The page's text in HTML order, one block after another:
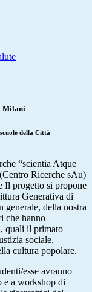
Milani
della Città
“scientia Atque
Ricerche sAu)
Il progetto si propone
Generativa di
generale, della nostra
che hanno
quali il primato
sociale,
cultura popolare.
esse avranno
e a workshop di